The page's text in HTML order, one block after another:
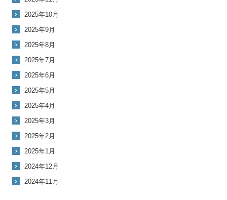
2025年10月
2025年9月
2025年8月
2025年7月
2025年6月
2025年5月
2025年4月
2025年3月
2025年2月
2025年1月
2024年12月
2024年11月